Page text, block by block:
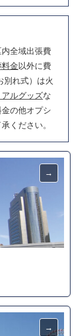
全域出張費
金以外に費
別れ式）は火
ルグッズな
の他オプシ
ください。